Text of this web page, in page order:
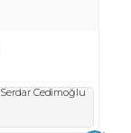
Serdar Cedimoğlu